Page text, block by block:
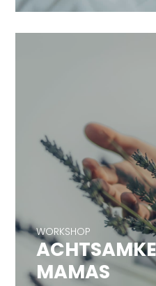
WORKSHOP
MAMAS
WORKSHOP
MAMAS